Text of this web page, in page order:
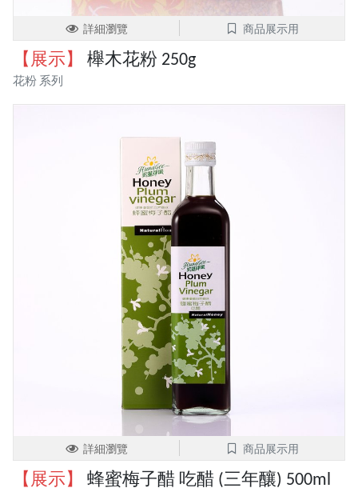
詳細瀏覽 商品展示用
【展示】 櫸木花粉 250g
花粉 系列
詳細瀏覽 商品展示用
【展示】 蜂蜜梅子醋 吃醋 (三年釀) 500ml